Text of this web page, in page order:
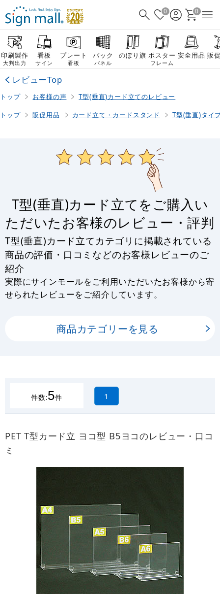
0 0
印刷製作
大判出力
看板
サイン
プレート
看板
バック
パネル
のぼり旗 ポスター
フレーム
安全用品 販
レビューTop
トップ お客様の声 T型(垂直)カード立てのレビュー
トップ 販促用品 カード立て・カードスタンド T型(垂直)タイ
T型(垂直)カード立てをご購入い
ただいたお客様のレビュー・評判
T型(垂直)カード立てカテゴリに掲載されている
商品の評価・口コミなどのお客様レビューのご
紹介
実際にサインモールをご利用いただいたお客様から寄
せられたレビューをご紹介しています。
商品カテゴリーを見る
件数:5件 1
PET T型カード立 ヨコ型 B5ヨコのレビュー・口コ
ミ